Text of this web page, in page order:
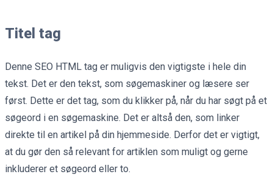
Titel tag
Denne SEO HTML tag er muligvis den vigtigste i hele din
tekst. Det er den tekst, som søgemaskiner og læsere ser
først. Dette er det tag, som du klikker på, når du har søgt på et
søgeord i en søgemaskine. Det er altså den, som linker
direkte til en artikel på din hjemmeside. Derfor det er vigtigt,
at du gør den så relevant for artiklen som muligt og gerne
inkluderer et søgeord eller to.